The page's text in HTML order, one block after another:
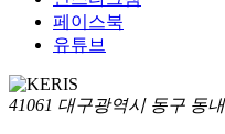
페이스북
유튜브
41061 대구광역시 동구 동